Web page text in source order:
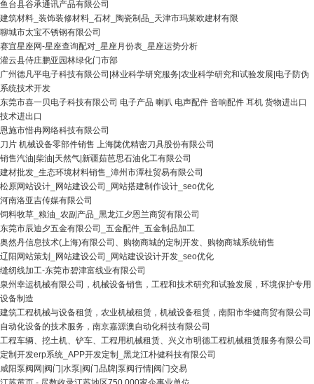
鱼台县谷承通讯产品有限公司
建筑材料_装饰装修材料_石材_陶瓷制品_天津市玛莱欧建材有限
聊城市太宝不锈钢有限公司
赛宜星座网-星座查询配对_星座月份表_星座运势分析
灌云县侍庄鹏亚园林绿化门市部
广州德凡平电子科技有限公司|林业科学研究服务|农业科学研究和试验发展|电子防伪
系统技术开发
东莞市喜一贝电子科技有限公司 电子产品 喇叭 电声配件 音响配件 耳机 货物进出口
技术进出口
恩施市惜冉网络科技有限公司
刀片 机械设备零部件销售 上海陇优精密刀具股份有限公司
销售汽油|柴油|天然气|新疆茹芭思石油化工有限公司
建材批发_生态环境材料销售_漳州市潭杜贸易有限公司
松原网站设计_网站建设公司_网站搭建制作设计_seo优化
河南洛亚吉传媒有限公司
饲料牧草_粮油_农副产品_黑龙江夕恩兰商贸有限公司
东莞市辰迪夕五金有限公司_五金配件_五金制品加工
奥然丹信息技术(上海)有限公司、购物商城的定制开发、购物商城系统销售
辽阳网站策划_网站建设公司_网站建设设计开发_seo优化
缝纫线加工-东莞市碧津富线业有限公司
泉州幸运机械有限公司，机械设备销售，工程和技术研究和试验发展，环境保护专用
设备制造
建筑工程机械与设备租赁，农业机械租赁，机械设备租赁，南阳市华健商贸有限公司
自动化设备的技术服务，南京嘉源澳自动化科技有限公司
工程车辆、挖土机、铲车、工程用机械租赁、兴义市明德工程机械租赁服务有限公司
定制开发erp系统_APP开发定制_黑龙江朴健科技有限公司
咸阳泵阀网|阀门|水泵|阀门品牌|泵阀行情|阀门交易